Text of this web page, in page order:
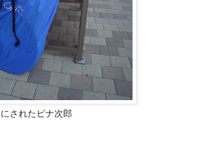
されたピナ次郎